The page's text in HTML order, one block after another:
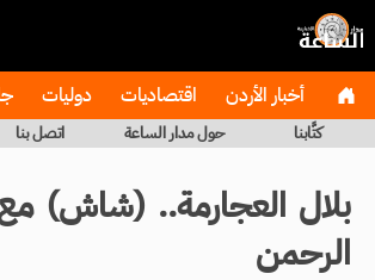
أخبار الأردن اقتصاديات دوليات
كتَّابنا حول مدار الساعة اتصل بنا
بلال العجارمة.. (شاش)
الرحمن